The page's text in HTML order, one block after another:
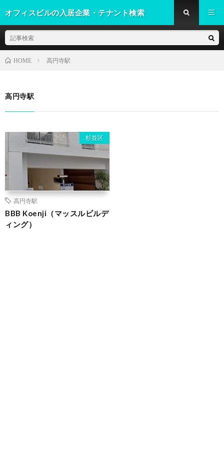
オフィスビルの入居企業・テナント検索
HOME 高円寺駅
高円寺駅
杉並区
高円寺駅
BBB Koenji（マッスルビルデ
ィング）